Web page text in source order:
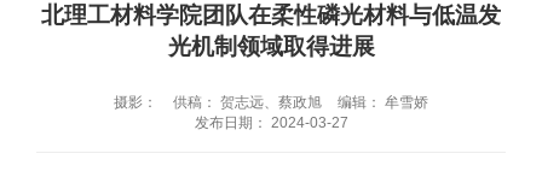
北理工材料学院团队在柔性磷光材料与低温发
光机制领域取得进展
摄影： 供稿： 贺志远、蔡政旭
编辑： 牟雪娇
发布日期： 2024-03-27